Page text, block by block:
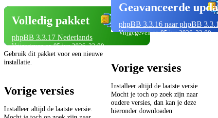
Volledig pakket
phpBB 3.3.17 Nederlands
Vrijgegeven op 05 jun 2026, 23:00
Gebruik dit pakket voor een nieuwe
installatie.
Vorige versies
Installeer altijd de laatste versie.
Geavanceerde
phpBB 3.3.16 naar phpBB
Vrijgegeven op 05 jun 2026, 23:00
Vorige versies
Installeer altijd de laatste versie.
Mocht je toch op zoek zijn naar
oudere versies, dan kan je deze
hieronder downloaden